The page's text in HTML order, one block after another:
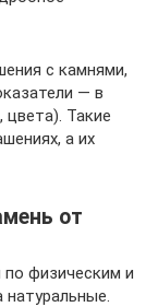
с камнями,
— в
Такие
а их
от
физическим и